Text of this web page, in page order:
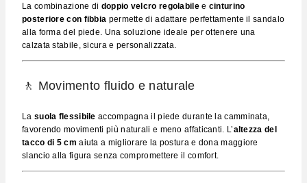
La combinazione di doppio velcro regolabilee cinturino
posteriore con fibbia permette di adattare perfettamente il sandalo
alla forma del piede. Una soluzione ideale per ottenere una
calzata stabile, sicura e personalizzata.
🚶 Movimento fluido e naturale
La suola flessibile accompagna il piede durante la camminata,
favorendo movimenti più naturali e meno affaticanti. L’altezza del
tacco di 5 cm aiuta a migliorare la postura e dona maggiore
slancio alla figura senza compromettere il comfort.